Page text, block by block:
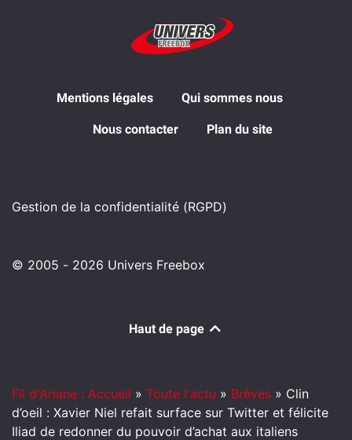
Mentions légales Qui sommes nous
Nous contacter Plan du site
Gestion de la confidentialité (RGPD)
© 2005 - 2026 Univers Freebox
Haut de page
Fil d'Ariane : Accueil » Toute l'actu » Brèves » Clin
d’oeil : Xavier Niel refait surface sur Twitter et félicite
Iliad de redonner du pouvoir d’achat aux italiens